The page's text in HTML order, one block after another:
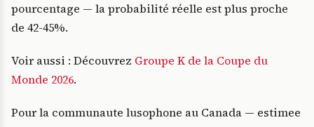
pourcentage — la probabilité réelle est plus proche
de 42-45%.
Voir aussi : Découvrez Groupe K de la Coupe du
Monde 2026.
Pour la communaute lusophone au Canada — estimee